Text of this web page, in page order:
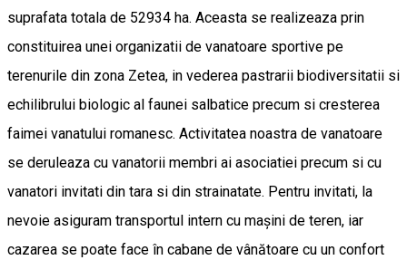
suprafata totala de 52934 ha. Aceasta se realizeaza prin
constituirea unei organizatii de vanatoare sportive pe
terenurile din zona Zetea, in vederea pastrarii biodiversitatii si
echilibrului biologic al faunei salbatice precum si cresterea
faimei vanatului romanesc. Activitatea noastra de vanatoare
se deruleaza cu vanatorii membri ai asociatiei precum si cu
vanatori invitati din tara si din strainatate. Pentru invitati, la
nevoie asiguram transportul intern cu maşini de teren, iar
cazarea se poate face în cabane de vânătoare cu un confort